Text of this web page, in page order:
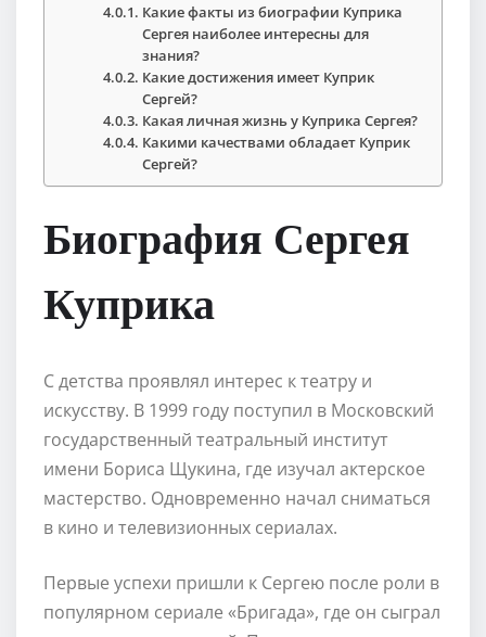
Какие факты из биографии Куприка
Сергея наиболее интересны для
знания?
Какие достижения имеет Куприк
Сергей?
Какая личная жизнь у Куприка Сергея?
Какими качествами обладает Куприк
Сергей?
Биография Сергея
Куприка
С детства проявлял интерес к театру и
искусству. В 1999 году поступил в Московский
государственный театральный институт
имени Бориса Щукина, где изучал актерское
мастерство. Одновременно начал сниматься
в кино и телевизионных сериалах.
Первые успехи пришли к Сергею после роли в
популярном сериале «Бригада», где он сыграл